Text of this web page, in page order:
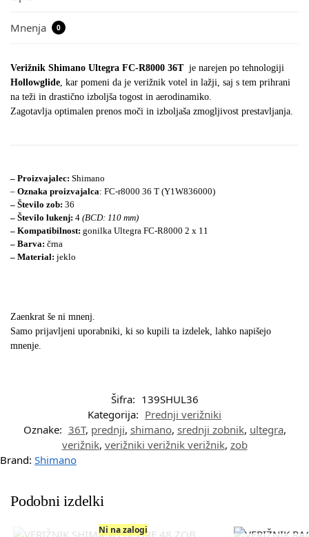
Mnenja 0
Verižnik Shimano Ultegra FC-R8000 36Tje narejen po tehnologiji
Hollowglide , kar pomeni da je verižnik votel in lažji, saj s tem prihrani
na teži in drastično izboljša togost in aerodinamiko.
Zagotavlja optimalen prenos moči in izboljaša zmogljivost prestavljanja.
– Proizvajalec: Shimano
– Oznaka proizvajalca: FC-r8000 36 T (Y1W836000)
– Število zob: 36
– Število lukenj: 4 (BCD: 110 mm)
– Kompatibilnost: gonilka Ultegra FC-R8000 2 x 11
– Barva: črna
– Material: jeklo
Zaenkrat še ni mnenj.
Samo prijavljeni uporabniki, ki so kupili ta izdelek, lahko napišejo
mnenje.
Šifra: 139SHUL36
Kategorija: Prednji verižniki
Oznake: 36T, prednji, shimano, srednji zobnik, ultegra,
verižnik, verižniki verižnik verižnik, zob
Brand: Shimano
Podobni izdelki
Ni na zalogi